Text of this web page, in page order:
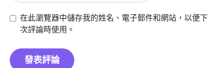
在此瀏覽器中儲存我的姓名、電子郵件和網站，以便下
次評論時使用。